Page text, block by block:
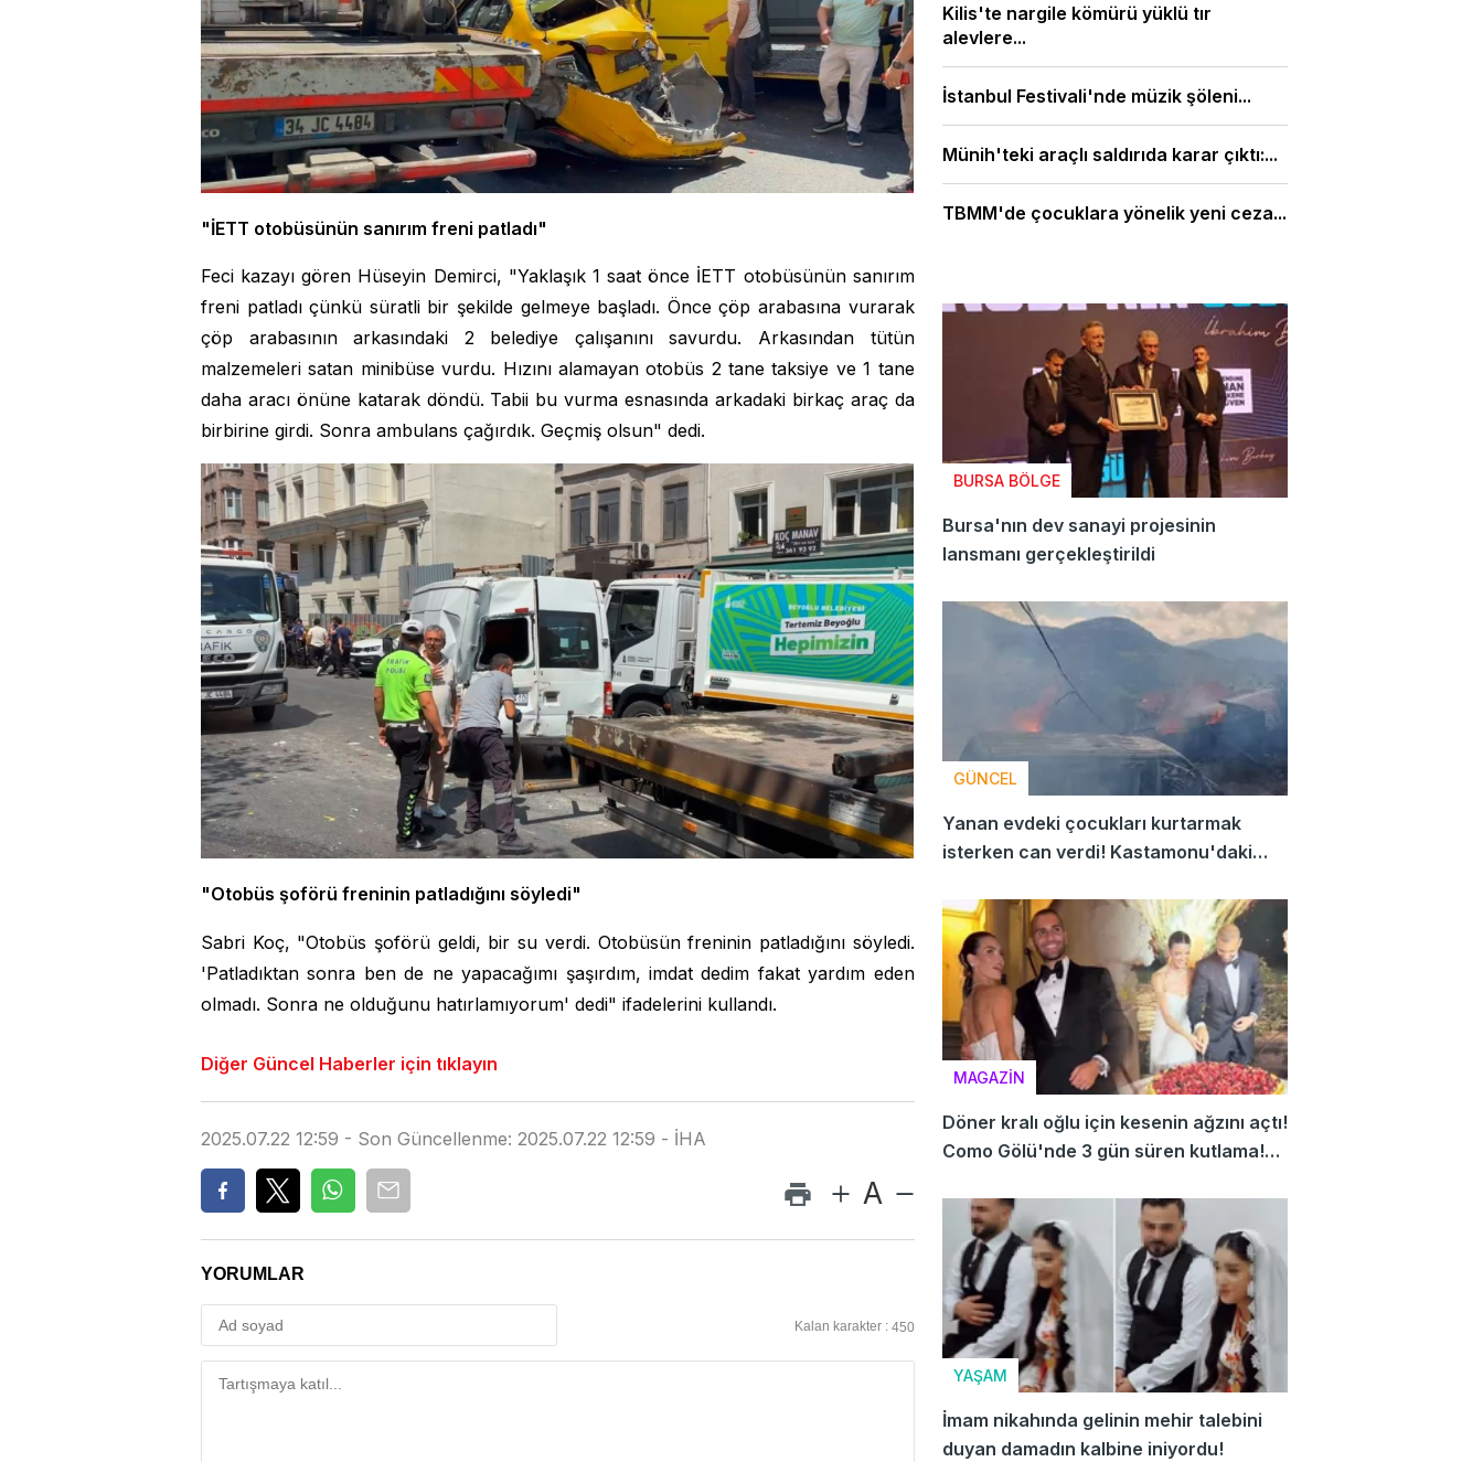
"İETT otobüsünün sanırım freni patladı"
Feci kazayı gören Hüseyin Demirci, "Yaklaşık 1 saat önce İETT otobüsünün sanırım
freni patladı çünkü süratli bir şekilde gelmeye başladı. Önce çöp arabasına vurarak
çöp arabasının arkasındaki 2 belediye çalışanını savurdu. Arkasından tütün
malzemeleri satan minibüse vurdu. Hızını alamayan otobüs 2 tane taksiye ve 1 tane
daha aracı önüne katarak döndü. Tabii bu vurma esnasında arkadaki birkaç araç da
birbirine girdi. Sonra ambulans çağırdık. Geçmiş olsun" dedi.
"Otobüs şoförü freninin patladığını söyledi"
Sabri Koç, "Otobüs şoförü geldi, bir su verdi. Otobüsün freninin patladığını söyledi.
'Patladıktan sonra ben de ne yapacağımı şaşırdım, imdat dedim fakat yardım eden
olmadı. Sonra ne olduğunu hatırlamıyorum' dedi" ifadelerini kullandı.
Diğer Güncel Haberler için tıklayın
2025.07.22 12:59 - Son Güncellenme: 2025.07.22 12:59 - İHA
A
YORUMLAR
Kalan karakter : 450
Kilis'te nargile kömürü yüklü tır
alevlere...
İstanbul Festivali'nde müzik şöleni...
Münih'teki araçlı saldırıda karar çıktı:...
TBMM'de çocuklara yönelik yeni ceza...
BURSA BÖLGE
Bursa'nın dev sanayi projesinin
lansmanı gerçekleştirildi
GÜNCEL
Yanan evdeki çocukları kurtarmak
isterken can verdi! Kastamonu'daki
MAGAZİN
Döner kralı oğlu için kesenin ağzını açtı!
Como Gölü'nde 3 gün süren kutlama!
YAŞAM
İmam nikahında gelinin mehir talebini
duyan damadın kalbine iniyordu!